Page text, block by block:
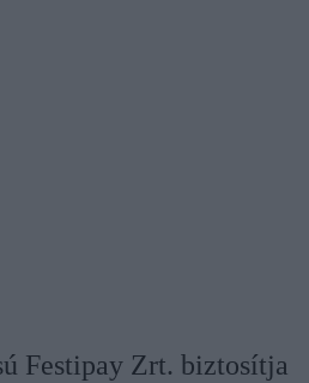
Festipay Zrt. biztosítja